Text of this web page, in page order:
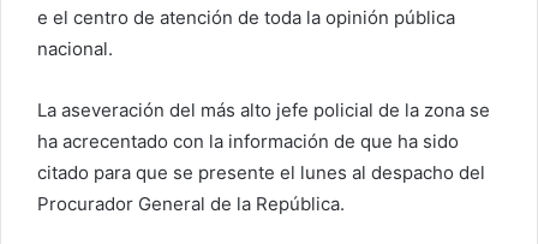
e el centro de atención de toda la opinión pública
nacional.
La aseveración del más alto jefe policial de la zona se
ha acrecentado con la información de que ha sido
citado para que se presente el lunes al despacho del
Procurador General de la República.